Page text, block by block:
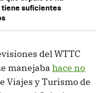
tiene suficientes
del WTTC
manejaba hace no
Viajes y Turismo de